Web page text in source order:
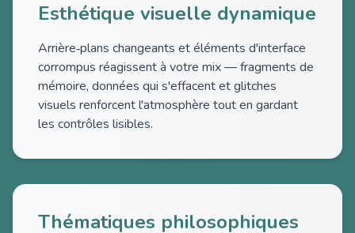
Esthétique visuelle dynamique
Arrière‑plans changeants et éléments d'interface
corrompus réagissent à votre mix — fragments de
mémoire, données qui s'effacent et glitches
visuels renforcent l'atmosphère tout en gardant
les contrôles lisibles.
Thématiques philosophiques